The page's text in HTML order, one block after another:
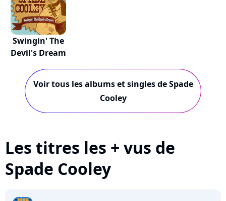
Swingin' The
Devil's Dream
Voir tous les albums et singles de Spade
Cooley
Les titres les + vus de
Spade Cooley